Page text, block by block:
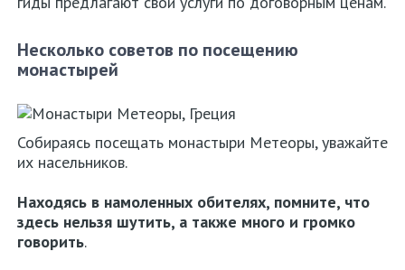
Несколько советов по посещению
монастырей
Собираясь посещать монастыри Метеоры, уважайте
их насельников.
Находясь в намоленных обителях, помните, что
здесь нельзя шутить, а также много и громко
говорить.